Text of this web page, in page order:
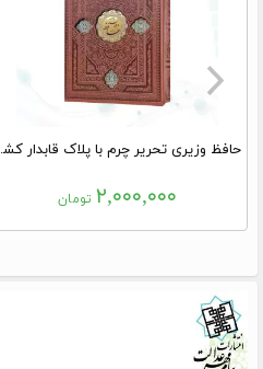
حافظ وزیری
۲,۰۰۰,۰۰۰ تومان